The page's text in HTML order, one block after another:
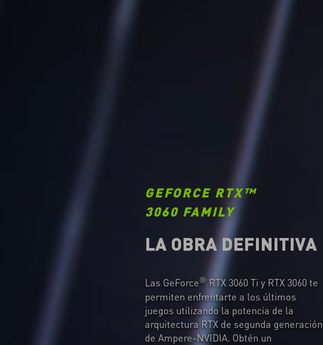
GEFORCE RTX™
3060 FAMILY
LA OBRA DEFINITIVA
Las GeForce®RTX 3060 Ti y RTX 3060 te
permiten enfrentarte a los últimos
juegos utilizando la potencia de la
arquitectura RTX de segunda generación
de Ampere-NVIDIA. Obtén un